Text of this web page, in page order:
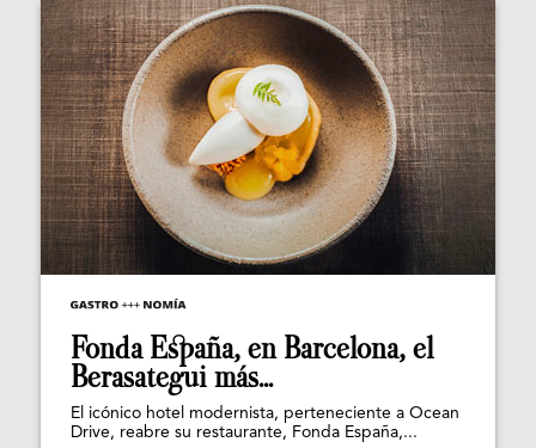
Fonda España, en Barcelona, el
Berasategui más...
El icónico hotel modernista, perteneciente a Ocean
Drive, reabre su restaurante, Fonda España,...